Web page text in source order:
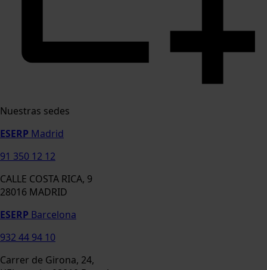
Nuestras sedes
ESERP Madrid
91 350 12 12
CALLE COSTA RICA, 9
28016 MADRID
ESERP Barcelona
932 44 94 10
Carrer de Girona, 24,